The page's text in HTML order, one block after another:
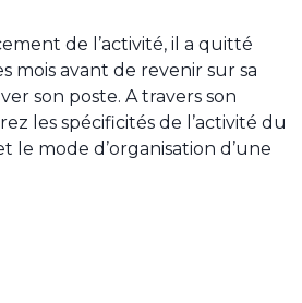
de l’activité, il a quitté
mois avant de revenir sur sa
son poste. A travers son
les spécificités de l’activité du
le mode d’organisation d’une